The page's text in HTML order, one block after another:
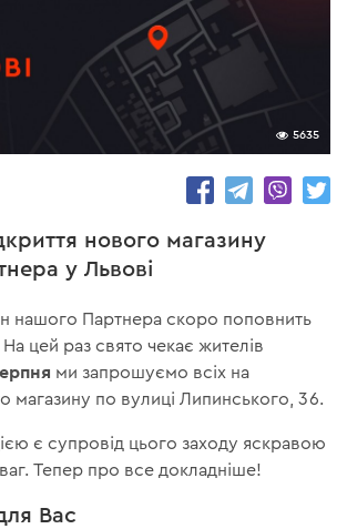
5635
нового магазину
у Львові
нашого Партнера скоро поповнить
цей раз свято чекає жителів
ми запрошуємо всіх на
магазину по вулиці Липинського, 36.
є супровід цього заходу яскравою
Тепер про все докладніше!
Вас